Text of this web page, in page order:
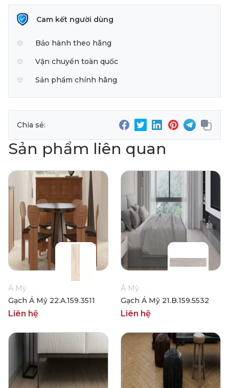
Cam kết người dùng
Bảo hành theo hãng
Vận chuyển toàn quốc
Sản phẩm chính hãng
Chia sẻ:
Sản phẩm liên quan
Á Mỹ
Gạch Á Mỹ 22.A.159.3511
Liên hệ
Á Mỹ
Gạch Á Mỹ 21.B.159.5532
Liên hệ